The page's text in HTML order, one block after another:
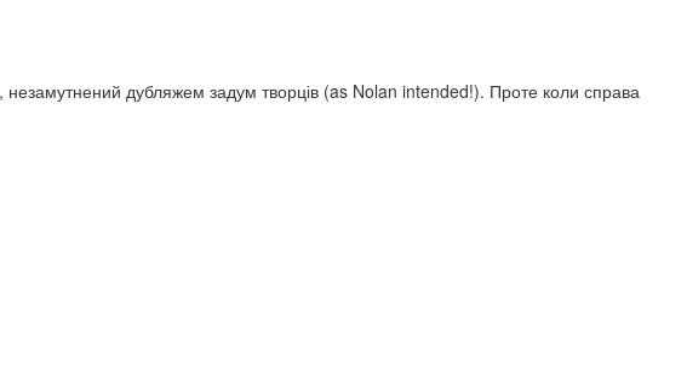
дубляжем задум творців (as Nolan intended!). Проте коли справа